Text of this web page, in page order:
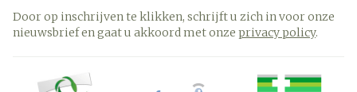
Door op inschrijven te klikken, schrijft u zich in voor onze
nieuwsbrief en gaat u akkoord met onze privacy policy.